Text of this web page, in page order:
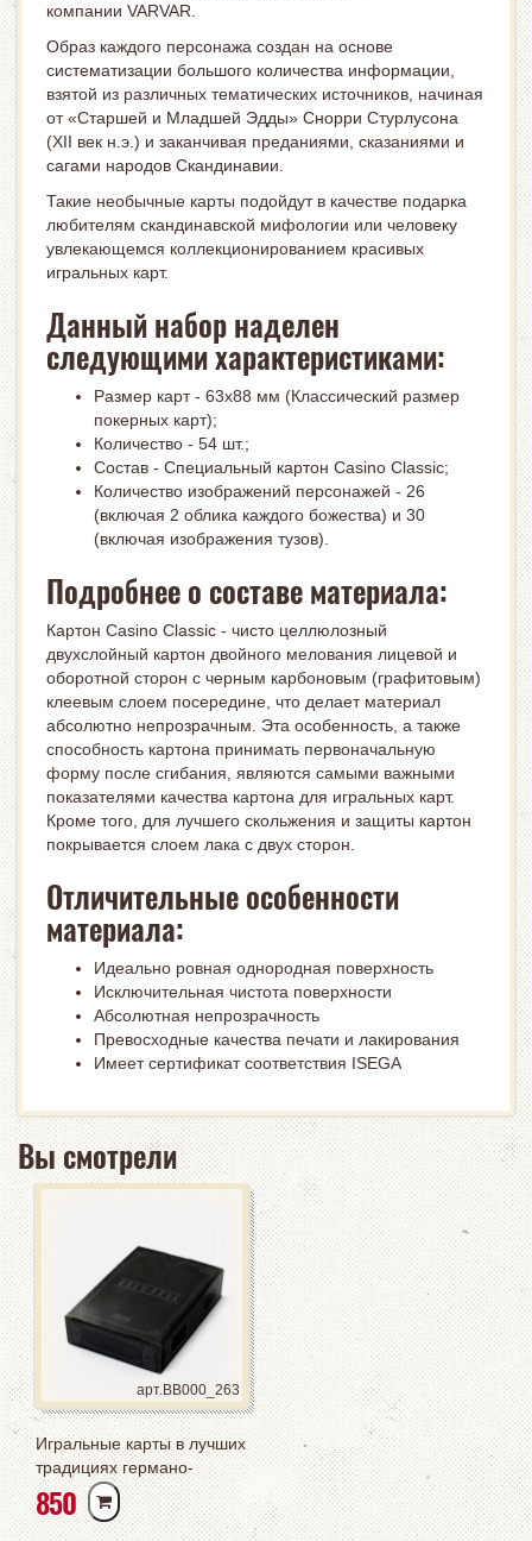
компании VARVAR.
Образ каждого персонажа создан на основе
систематизации большого количества информации,
взятой из различных тематических источников, начиная
от «Старшей и Младшей Эдды» Снорри Стурлусона
(XII век н.э.) и заканчивая преданиями, сказаниями и
сагами народов Скандинавии.
Такие необычные карты подойдут в качестве подарка
любителям скандинавской мифологии или человеку
увлекающемся коллекционированием красивых
игральных карт.
Данный набор наделен
следующими характеристиками:
Размер карт - 63x88 мм (Классический размер
покерных карт);
Количество - 54 шт.;
Состав - Специальный картон Casino Classic;
Количество изображений персонажей - 26
(включая 2 облика каждого божества) и 30
(включая изображения тузов).
Подробнее о составе материала:
Картон Casino Classic - чисто целлюлозный
двухслойный картон двойного мелования лицевой и
оборотной сторон с черным карбоновым (графитовым)
клеевым слоем посередине, что делает материал
абсолютно непрозрачным. Эта особенность, а также
способность картона принимать первоначальную
форму после сгибания, являются самыми важными
показателями качества картона для игральных карт.
Кроме того, для лучшего скольжения и защиты картон
покрывается слоем лака с двух сторон.
Отличительные особенности
материала:
Идеально ровная однородная поверхность
Исключительная чистота поверхности
Абсолютная непрозрачность
Превосходные качества печати и лакирования
Имеет сертификат соответствия ISEGA
Вы смотрели
арт.BB000_263
Игральные карты в лучших
традициях германо-
скандинавской мифологии
Varvar
850РУБ